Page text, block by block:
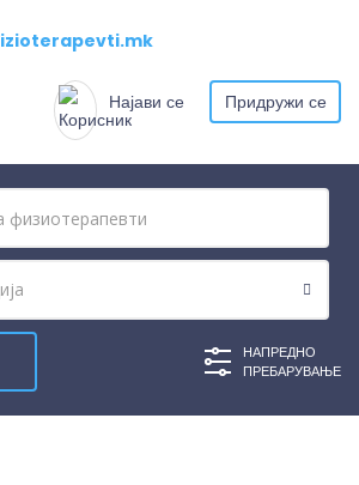
Најави се Придружи се
НАПРЕДНО
ПРЕБАРУВАЊЕ